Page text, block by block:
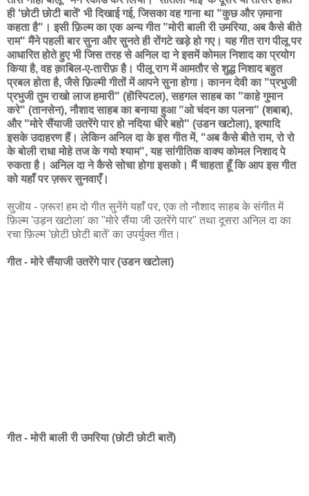
ही 'छोटी छोटी बातें' भी दिखाई गई, जिसका वह गाना था "कुछ और ज़माना
कहता है"। इसी फ़िल्म का एक अन्य गीत "मोरी बाली री उमरिया, अब कैसे बीते
राम" मैंने पहली बार सुना और सुनते ही रोंगटे खड़े हो गए। यह गीत राग पीलू पर
आधारित होते हुए भी जिस तरह से अनिल दा ने इसमें कोमल निशाद का प्रयोग
किया है, वह क़ाबिल-ए-तारीफ़ है। पीलू राग में आमतौर से शुद्ध निशाद बहुत
प्रबल होता है, जैसे फ़िल्मी गीतों में आपने सुना होगा। कानन देवी का "प्रभुजी
प्रभुजी तुम राखो लाज हमारी" (हॊस्पिटल), सहगल साहब का "काहे गुमान
करे" (तानसेन), नौशाद साहब का बनाया हुआ "ओ चंदन का पलना" (शबाब),
और "मोरे सैंयाजी उतरेंगे पार हो नदिया धीरे बहो" (उडन खटोला), इत्यादि
इसके उदाहरण हैं। लेकिन अनिल दा के इस गीत में, "अब कैसे बीते राम, रो रो
के बोली राधा मोहे तज के गयो श्याम", यह सांगीतिक वाक्य कोमल निशाद पे
रुकता है। अनिल दा ने कैसे सोचा होगा इसको। मैं चाहता हूँ कि आप इस गीत
को यहाँ पर ज़रूर सुनवाएँ।
सुजॊय - ज़रूर! हम दो गीत सुनेंगे यहाँ पर, एक तो नौशाद साहब के संगीत में
फ़िल्म 'उड़न खटोला' का "मोरे सैंया जी उतरेंगे पार" तथा दूसरा अनिल दा का
रचा फ़िल्म 'छोटी छोटी बातें' का उपर्युक्त गीत।
गीत - मोरे सैंयाजी उतरेंगे पार (उडन खटोला)
गीत - मोरी बाली री उमरिया (छोटी छोटी बातें)